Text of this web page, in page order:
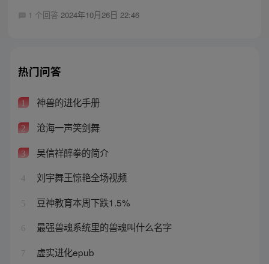
1 个回答 2024年10月26日 22:46
热门问答
1 神兽的进化手册
2 沧海一声笑剑舞
3 吴信祥醉拳的简介
4 刘宇舞王惊艳全场视频
5 豆神教育本周下跌1.5%
6 最强兽魂系统里的兽魂叫什么名字
7 虚实进化epub